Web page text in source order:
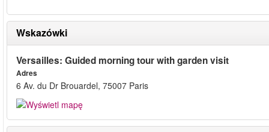
Wskazówki
Versailles: Guided morning tour with garden visit
Adres
6 Av. du Dr Brouardel, 75007 Paris